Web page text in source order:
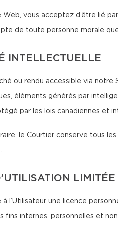
Web, vous acceptez d’être lié
de toute personne morale
INTELLECTUELLE
ou rendu accessible via notre
éléments générés par
par les lois canadiennes et
le Courtier conserve tous
LIMITÉE
à l’Utilisateur une licence
fins internes, personnelles et